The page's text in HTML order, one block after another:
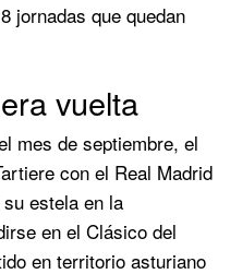
jornadas que quedan
vuelta
mes de septiembre, el
con el Real Madrid
estela en la
en el Clásico del
en territorio asturiano